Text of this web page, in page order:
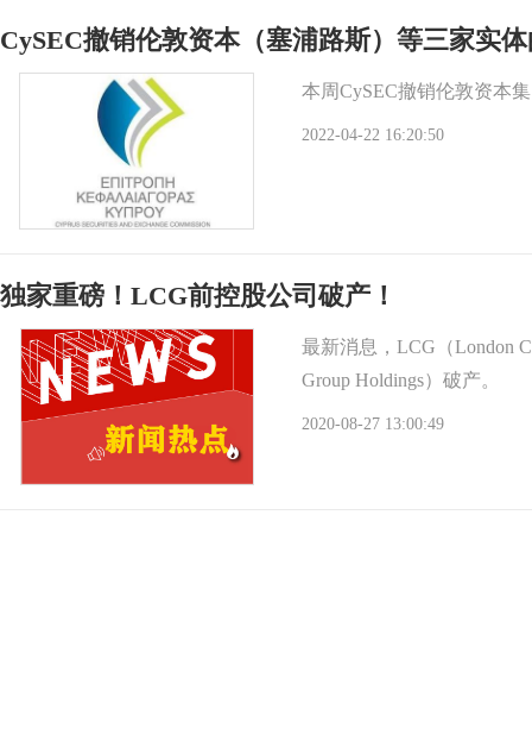
CySEC撤销伦敦资本（塞浦路斯）等三家实
本周CySEC撤销伦敦资本
2022-04-22 16:20:50
独家重磅！LCG前控股公司破产！
最新消息，LCG（London
Group Holdings）破产。
2020-08-27 13:00:49